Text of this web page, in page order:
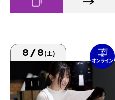
8/8(土)